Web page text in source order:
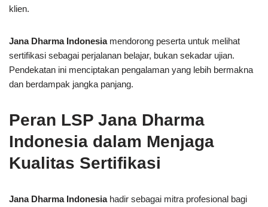
klien.
Jana Dharma Indonesiamendorong peserta untuk melihat
sertifikasi sebagai perjalanan belajar, bukan sekadar ujian.
Pendekatan ini menciptakan pengalaman yang lebih bermakna
dan berdampak jangka panjang.
Peran LSP Jana Dharma
Indonesia dalam Menjaga
Kualitas Sertifikasi
Jana Dharma Indonesiahadir sebagai mitra profesional bagi